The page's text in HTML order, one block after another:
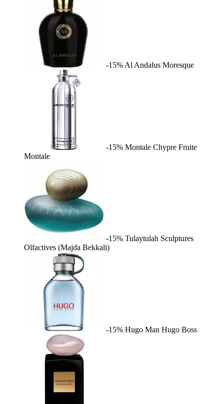
-15% Al Andalus Moresque
-15% Montale Chypre Fruite
Montale
-15% Tulaytulah Sculptures
Olfactives (Majda Bekkali)
-15% Hugo Man Hugo Boss